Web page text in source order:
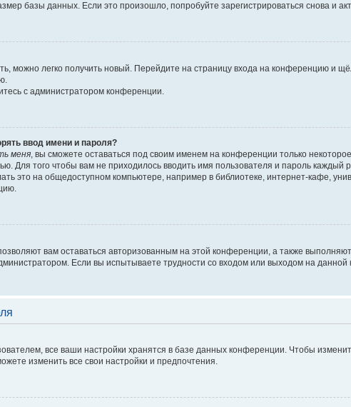
базы данных. Если это произошло, попробуйте зарегистрироваться снова и
можно легко получить новый. Перейдите на страницу входа на конференцию и
с администратором конференции.
ввод имени и пароля?
меня, вы сможете оставаться под своим именем на конференции только
Для того чтобы вам не приходилось вводить имя пользователя и пароль
это на общедоступном компьютере, например в библиотеке, интернет-кафе,
вам оставаться авторизованным на этой конференции, а также
Если вы испытываете трудности со входом или выходом на
все ваши настройки хранятся в базе данных конференции. Чтобы
изменить все свои настройки и предпочтения.